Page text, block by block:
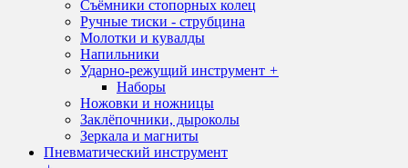
Съёмники стопорных колец
Ручные тиски - струбцина
Молотки и кувалды
Напильники
Ударно-режущий инструмент +
Наборы
Ножовки и ножницы
Заклёпочники, дыроколы
Зеркала и магниты
Пневматический инструмент